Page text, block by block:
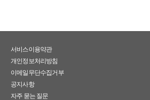
서비스이용약관
개인정보처리방침
이메일무단수집거부
공지사항
자주 묻는 질문